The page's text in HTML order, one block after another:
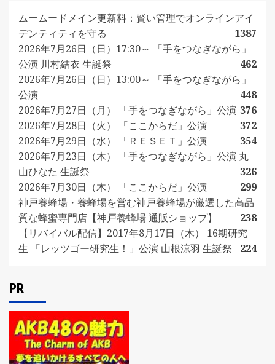
ムームードメイン更新料：賢い管理でオンラインアイ
デンティティを守る
1387
2026年7月26日（日）17:30～ 「手をつなぎながら」
公演 川村結衣 生誕祭
462
2026年7月26日（日）13:00～ 「手をつなぎながら」
公演
448
2026年7月27日（月） 「手をつなぎながら」公演 376
2026年7月28日（火） 「ここからだ」公演
372
2026年7月29日（水） 「ＲＥＳＥＴ」公演
354
2026年7月23日（木） 「手をつなぎながら」公演 丸
山ひなた 生誕祭
326
2026年7月30日（木） 「ここからだ」公演
299
神戸養蜂場・養蜂場を営む神戸養蜂場が厳選した高品
質な蜂蜜専門店【神戸養蜂場 通販ショップ】
238
【リバイバル配信】2017年8月17日（木） 16期研究
生 「レッツゴー研究生！」公演 山根涼羽 生誕祭
224
PR